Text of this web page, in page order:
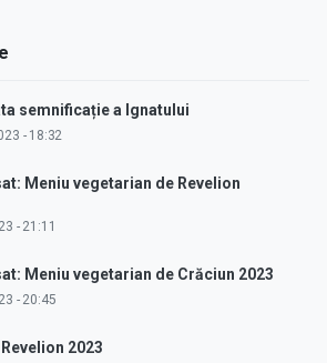
semnificație a Ignatului
- 18:32
Meniu vegetarian de Revelion
- 21:11
Meniu vegetarian de Crăciun 2023
- 20:45
2023